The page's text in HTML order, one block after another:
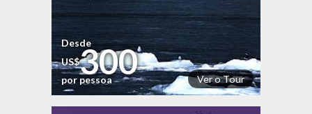
Ver o Tour
Desde
US$300
por pessoa